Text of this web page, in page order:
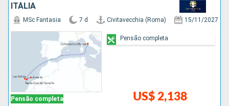
ITÁLIA
Pensão completa
MSc Fantasia 7 d Civitavecchia (Roma) 15/11/2027
US$ 2,138
Pensão completa